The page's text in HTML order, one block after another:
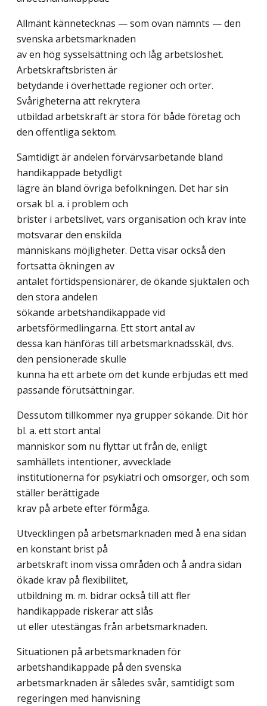
Allmänt kännetecknas — som ovan nämnts — den
svenska arbetsmarknaden
av en hög sysselsättning och låg arbetslöshet.
Arbetskraftsbristen är
betydande i överhettade regioner och orter.
Svårigheterna att rekrytera
utbildad arbetskraft är stora för både företag och
den offentliga sektom.
Samtidigt är andelen förvärvsarbetande bland
handikappade betydligt
lägre än bland övriga befolkningen. Det har sin
orsak bl. a. i problem och
brister i arbetslivet, vars organisation och krav inte
motsvarar den enskilda
människans möjligheter. Detta visar också den
fortsatta ökningen av
antalet förtidspensionärer, de ökande sjuktalen och
den stora andelen
sökande arbetshandikappade vid
arbetsförmedlingarna. Ett stort antal av
dessa kan hänföras till arbetsmarknadsskäl, dvs.
den pensionerade skulle
kunna ha ett arbete om det kunde erbjudas ett med
passande förutsättningar.
Dessutom tillkommer nya grupper sökande. Dit hör
bl. a. ett stort antal
människor som nu flyttar ut från de, enligt
samhällets intentioner, avvecklade
institutionerna för psykiatri och omsorger, och som
ställer berättigade
krav på arbete efter förmåga.
Utvecklingen på arbetsmarknaden med å ena sidan
en konstant brist på
arbetskraft inom vissa områden och å andra sidan
ökade krav på flexibilitet,
utbildning m. m. bidrar också till att fler
handikappade riskerar att slås
ut eller utestängas från arbetsmarknaden.
Situationen på arbetsmarknaden för
arbetshandikappade på den svenska
arbetsmarknaden är således svår, samtidigt som
regeringen med hänvisning